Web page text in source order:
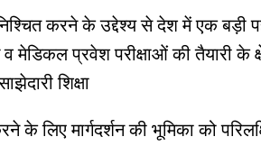
सुनिश्चित करने के उद्देश्य से देश में
मेडिकल प्रवेश परीक्षाओं की तैयारी
शिक्षा
के लिए मार्गदर्शन की भूमिका को